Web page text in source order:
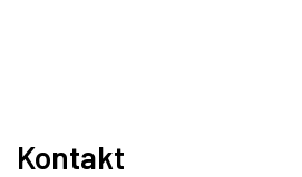
Kontakt